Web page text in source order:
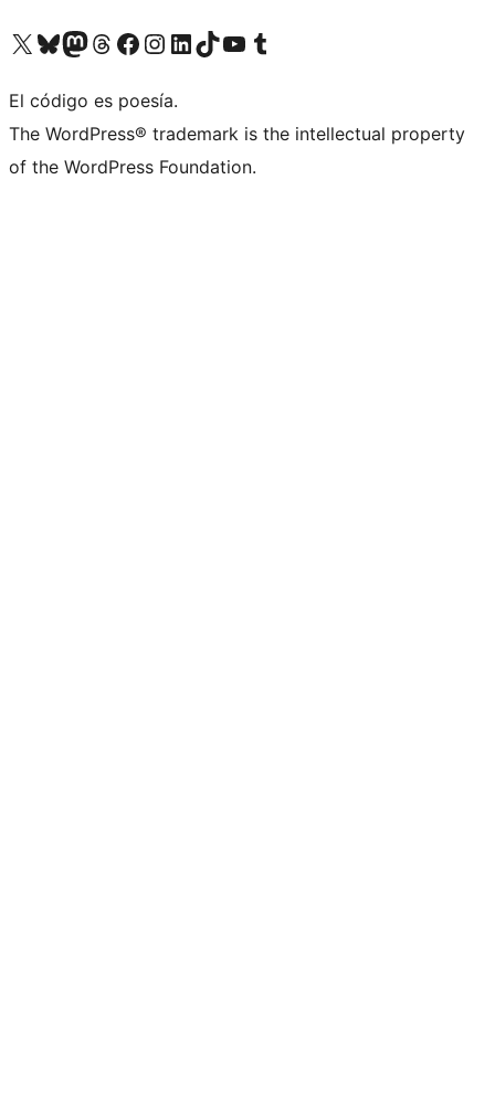
Visita nuestra cuenta de X (anteriormente Twitter)
Visita nuestra cuenta de Bluesky
Visita nuestra cuenta de Mastodon
Visita nuestra cuenta de Threads
Visita nuestra página de Facebook
Visita nuestra cuenta de Instagram
Visita nuestra cuenta de LinkedIn
Visita nuestra cuenta de TikTok
Visita nuestro canal de YouTube
Visita nuestra cuenta de Tumblr
El código es poesía.
The WordPress® trademark is the intellectual property
of the WordPress Foundation.